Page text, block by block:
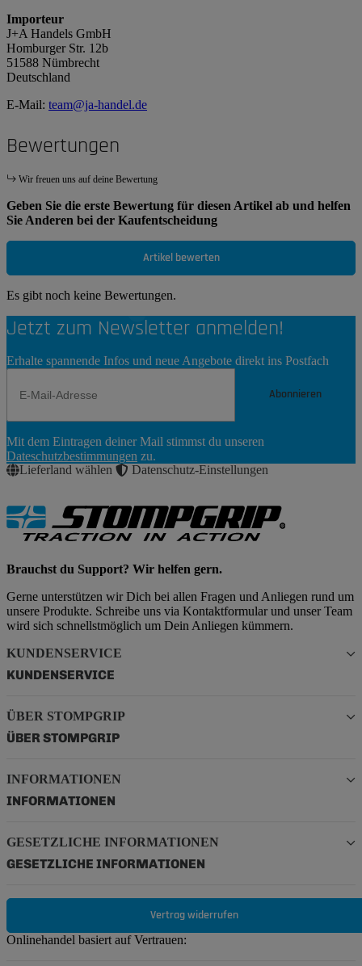
Importeur
J+A Handels GmbH
Homburger Str. 12b
51588 Nümbrecht
Deutschland
E-Mail: team@ja-handel.de
Bewertungen
Wir freuen uns auf deine Bewertung
Geben Sie die erste Bewertung für diesen Artikel ab und helfen
Sie Anderen bei der Kaufentscheidung
Artikel bewerten
Es gibt noch keine Bewertungen.
Jetzt zum Newsletter anmelden!
Erhalte spannende Infos und neue Angebote direkt ins Postfach
Abonnieren
Abonnieren
Mit dem Eintragen deiner Mail stimmst du unseren
Dateschutzbestimmungen zu.
Lieferland wählen
Datenschutz-Einstellungen
Brauchst du Support? Wir helfen gern.
Gerne unterstützen wir Dich bei allen Fragen und Anliegen rund um
unsere Produkte. Schreibe uns via Kontaktformular und unser Team
wird sich schnellstmöglich um Dein Anliegen kümmern.
KUNDENSERVICE
KUNDENSERVICE
ÜBER STOMPGRIP
ÜBER STOMPGRIP
INFORMATIONEN
INFORMATIONEN
GESETZLICHE INFORMATIONEN
GESETZLICHE INFORMATIONEN
Vertrag widerrufen
Onlinehandel basiert auf Vertrauen: